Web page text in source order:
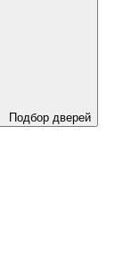
Подбор дверей